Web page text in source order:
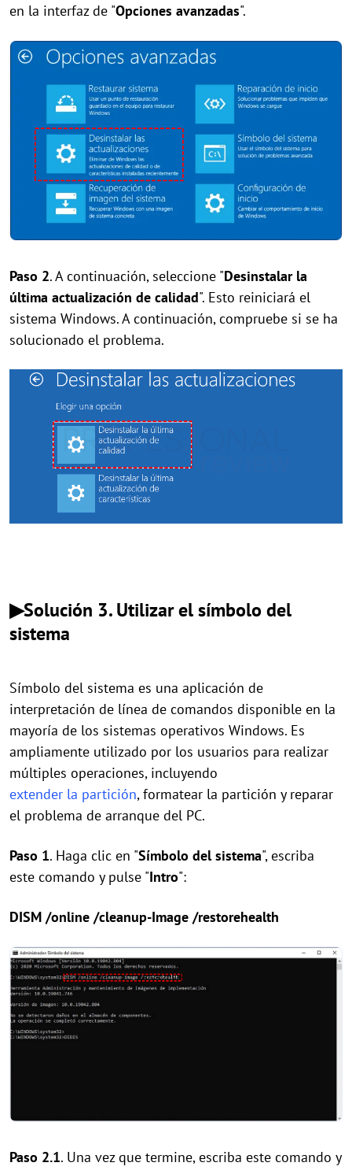
en la interfaz de "Opciones avanzadas".
Paso 2. A continuación, seleccione "Desinstalar la
última actualización de calidad". Esto reiniciará el
sistema Windows. A continuación, compruebe si se ha
solucionado el problema.
▶Solución 3. Utilizar el símbolo del
sistema
Símbolo del sistema es una aplicación de
interpretación de línea de comandos disponible en la
mayoría de los sistemas operativos Windows. Es
ampliamente utilizado por los usuarios para realizar
múltiples operaciones, incluyendo
extender la partición, formatear la partición y reparar
el problema de arranque del PC.
Paso 1. Haga clic en "Símbolo del sistema", escriba
este comando y pulse "Intro":
DISM /online /cleanup-Image /restorehealth
Paso 2.1. Una vez que termine, escriba este comando y